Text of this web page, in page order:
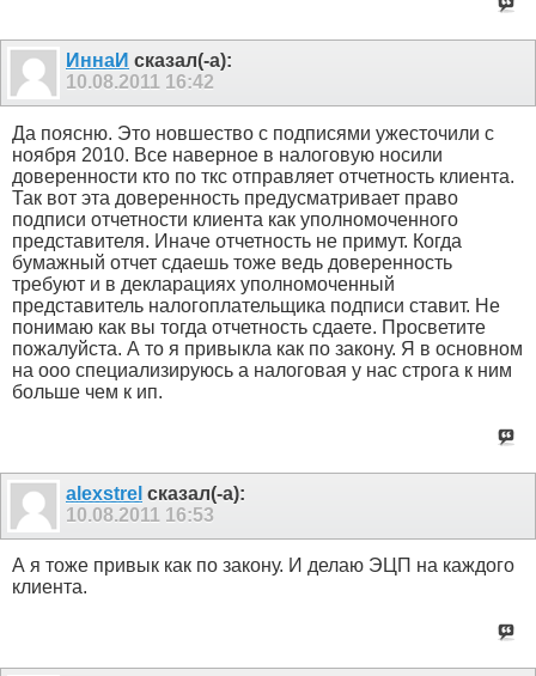
ИннаИ сказал(-а):
10.08.2011 16:42
Да поясню. Это новшество с подписями ужесточили с
ноября 2010. Все наверное в налоговую носили
доверенности кто по ткс отправляет отчетность клиента.
Так вот эта доверенность предусматривает право
подписи отчетности клиента как уполномоченного
представителя. Иначе отчетность не примут. Когда
бумажный отчет сдаешь тоже ведь доверенность
требуют и в декларациях уполномоченный
представитель налогоплательщика подписи ставит. Не
понимаю как вы тогда отчетность сдаете. Просветите
пожалуйста. А то я привыкла как по закону. Я в основном
на ооо специализируюсь а налоговая у нас строга к ним
больше чем к ип.
alexstrel сказал(-а):
10.08.2011 16:53
А я тоже привык как по закону. И делаю ЭЦП на каждого
клиента.